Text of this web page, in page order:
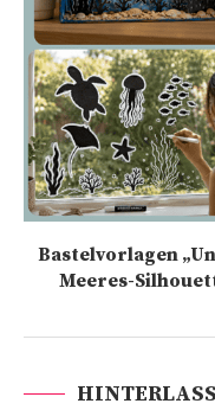
Bastelvorlagen
Meeres-